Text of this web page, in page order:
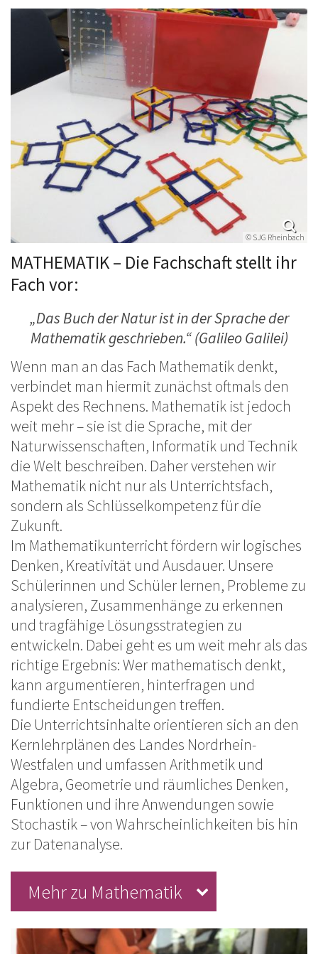
© SJG Rheinbach
MATHEMATIK – Die Fachschaft stellt ihr
Fach vor:
„Das Buch der Natur ist in der Sprache der
Mathematik geschrieben.“ (Galileo Galilei)
Wenn man an das Fach Mathematik denkt,
verbindet man hiermit zunächst oftmals den
Aspekt des Rechnens. Mathematik ist jedoch
weit mehr – sie ist die Sprache, mit der
Naturwissenschaften, Informatik und Technik
die Welt beschreiben. Daher verstehen wir
Mathematik nicht nur als Unterrichtsfach,
sondern als Schlüsselkompetenz für die
Zukunft.
Im Mathematikunterricht fördern wir logisches
Denken, Kreativität und Ausdauer. Unsere
Schülerinnen und Schüler lernen, Probleme zu
analysieren, Zusammenhänge zu erkennen
und tragfähige Lösungsstrategien zu
entwickeln. Dabei geht es um weit mehr als das
richtige Ergebnis: Wer mathematisch denkt,
kann argumentieren, hinterfragen und
fundierte Entscheidungen treffen.
Die Unterrichtsinhalte orientieren sich an den
Kernlehrplänen des Landes Nordrhein-
Westfalen und umfassen Arithmetik und
Algebra, Geometrie und räumliches Denken,
Funktionen und ihre Anwendungen sowie
Stochastik – von Wahrscheinlichkeiten bis hin
zur Datenanalyse.
Mehr zu Mathematik